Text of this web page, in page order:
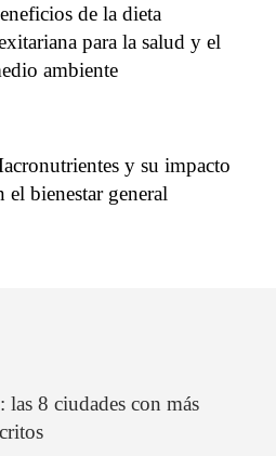
de la dieta
para la salud y el
ambiente
y su impacto
el bienestar general
8 ciudades con más